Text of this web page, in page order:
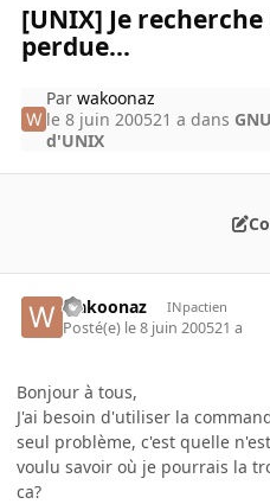
[UNIX] Je
perdue...
Parwakoonaz
le 8 juin 200521 a dans
d'UNIX
wakoonaz INpactien
Posté(e) le 8 juin 200521 a
Bonjour à tous,
J'ai besoin d'utiliser la
seul problème, c'est quelle
voulu savoir où je pourrais la
ca?